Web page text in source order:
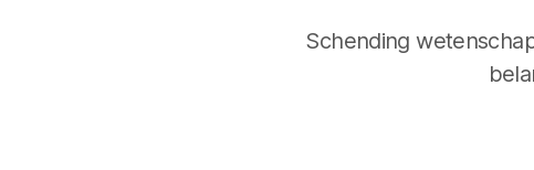
Schending